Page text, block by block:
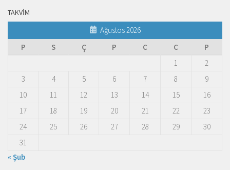
TAKVIM
Ağustos 2026
P
S Ç P C C
P
1
2
3
4 5 6 7 8
9
10
11 12 13 14 15
16
17
18 19 20 21 22
23
24
25 26 27 28 29
30
31
« Şub